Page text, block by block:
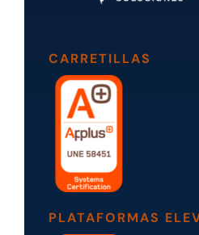
CARRETILLAS
PLATAFORMAS